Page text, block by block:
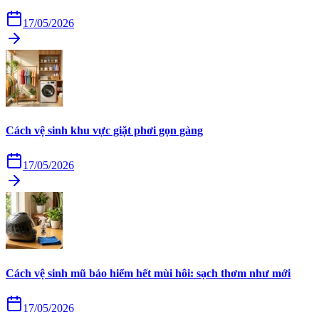
17/05/2026
Cách vệ sinh khu vực giặt phơi gọn gàng
17/05/2026
Cách vệ sinh mũ bảo hiểm hết mùi hôi: sạch thơm như mới
17/05/2026